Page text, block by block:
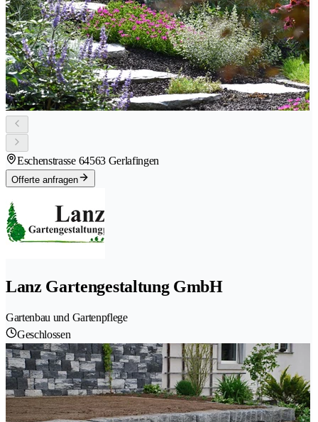
Eschenstrasse 64563 Gerlafingen
Offerte anfragen
Lanz Gartengestaltung GmbH
Gartenbau und Gartenpflege
Geschlossen